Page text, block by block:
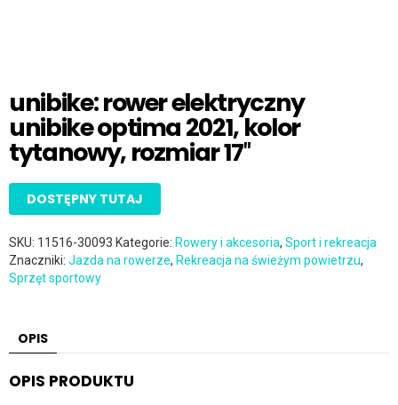
unibike: rower elektryczny
unibike optima 2021, kolor
tytanowy, rozmiar 17″
DOSTĘPNY TUTAJ
SKU: 11516-30093 Kategorie: Rowery i akcesoria, Sport i rekreacja
Znaczniki: Jazda na rowerze, Rekreacja na świeżym powietrzu,
Sprzęt sportowy
OPIS
OPIS PRODUKTU